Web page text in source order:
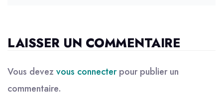
LAISSER UN COMMENTAIRE
Vous devez vous connecterpour publier un
commentaire.